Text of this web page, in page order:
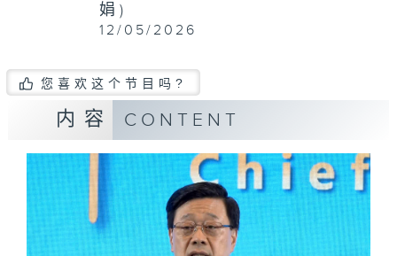
娟)
12/05/2026
您喜欢这个节目吗?
内容 CONTENT